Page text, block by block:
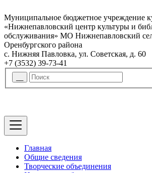
Муниципальное бюджетное учреждение
«Нижнепавловский центр культуры и
обслуживания» МО Нижнепавловский
Оренбургского района
с. Нижняя Павловка, ул. Советская, д. 60
+7 (3532) 39-73-41
Главная
Общие сведения
Творческие объединения